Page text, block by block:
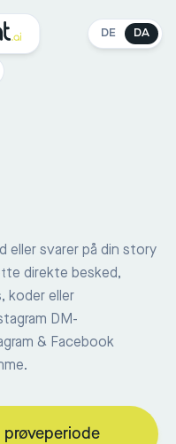
DE DA
eller svarer på din story
direkte besked,
koder eller
DM-
& Facebook
prøveperiode